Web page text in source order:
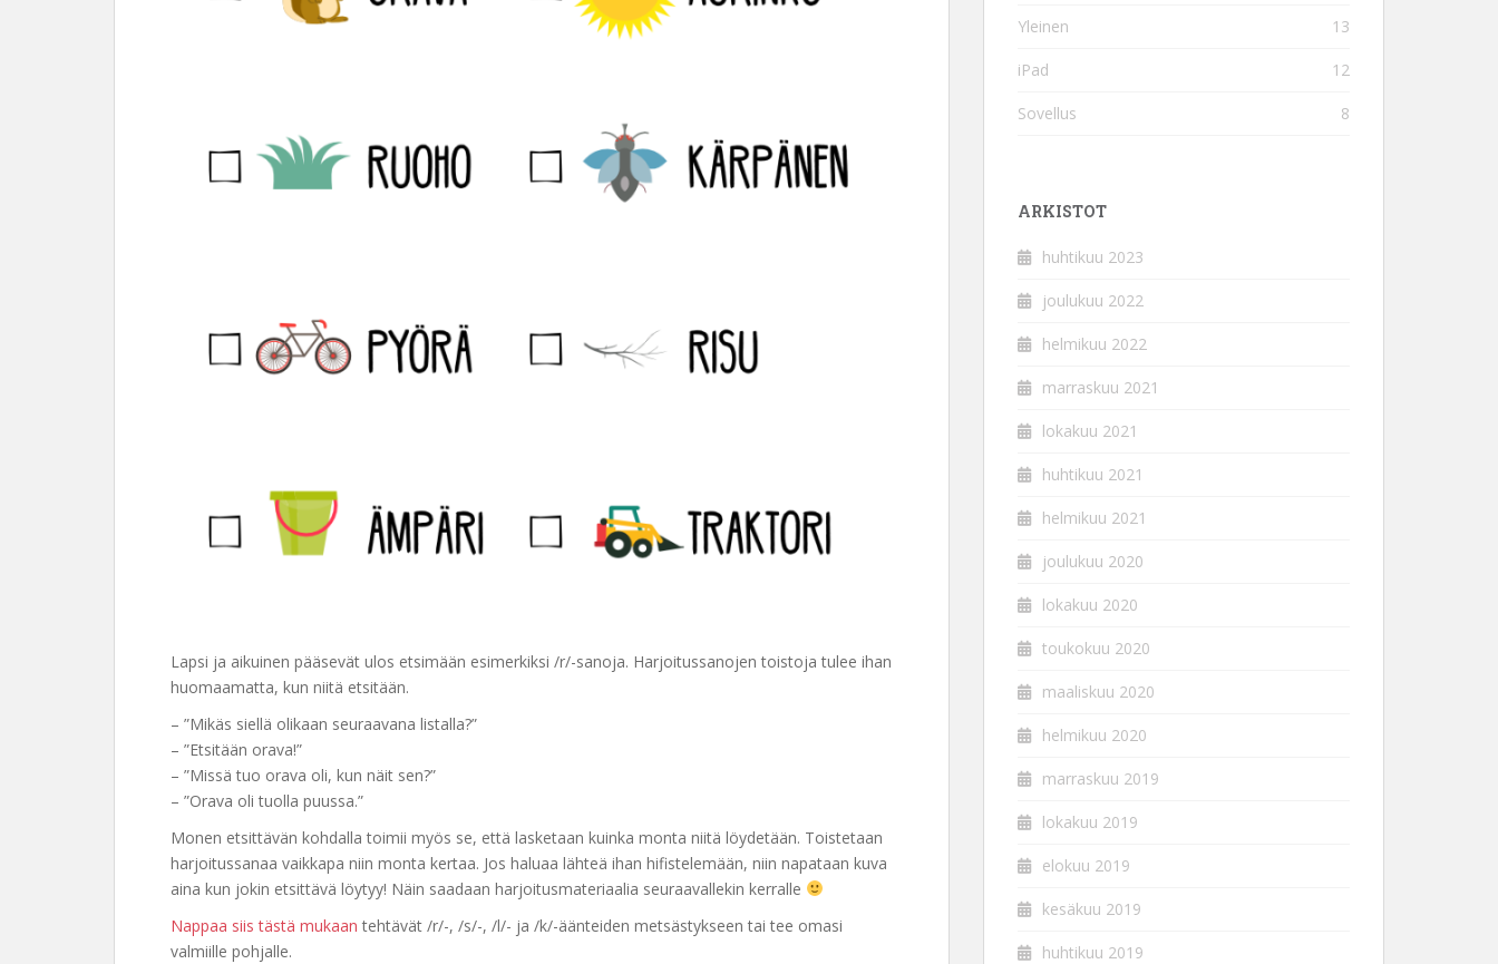
Lapsi ja aikuinen pääsevät ulos etsimään esimerkiksi /r/-sanoja. Harjoitussanojen toistoja tulee ihan
huomaamatta, kun niitä etsitään.
– ”Mikäs siellä olikaan seuraavana listalla?”
– ”Etsitään orava!”
– ”Missä tuo orava oli, kun näit sen?”
– ”Orava oli tuolla puussa.”
Monen etsittävän kohdalla toimii myös se, että lasketaan kuinka monta niitä löydetään. Toistetaan
harjoitussanaa vaikkapa niin monta kertaa. Jos haluaa lähteä ihan hifistelemään, niin napataan kuva
aina kun jokin etsittävä löytyy! Näin saadaan harjoitusmateriaalia seuraavallekin kerralle
Nappaa siis tästä mukaan tehtävät /r/-, /s/-, /l/- ja /k/-äänteiden metsästykseen tai tee omasi
valmiille pohjalle.
Yleinen 13
iPad 12
Sovellus 8
ARKISTOT
huhtikuu 2023
joulukuu 2022
helmikuu 2022
marraskuu 2021
lokakuu 2021
huhtikuu 2021
helmikuu 2021
joulukuu 2020
lokakuu 2020
toukokuu 2020
maaliskuu 2020
helmikuu 2020
marraskuu 2019
lokakuu 2019
elokuu 2019
kesäkuu 2019
huhtikuu 2019